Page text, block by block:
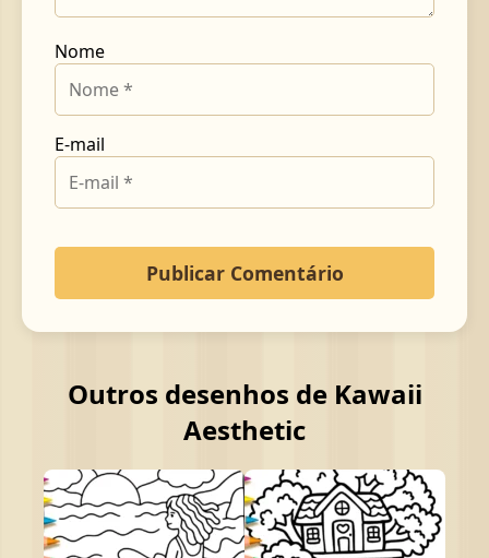
Nome
E-mail
Outros desenhos de Kawaii
Aesthetic